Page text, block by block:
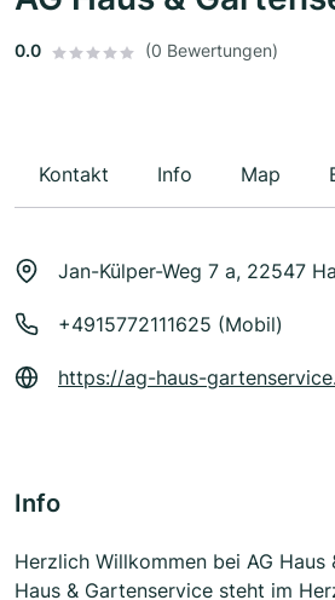
0.0 (0 Bewertungen)
Kontakt Info Map
Jan-Külper-Weg 7 a, 22547
+4915772111625 (Mobil)
https://ag-haus-
Info
Herzlich Willkommen bei AG Haus
Haus & Gartenservice steht im